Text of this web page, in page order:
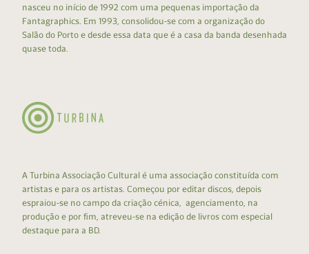
nasceu no início de 1992 com uma pequenas importação da
Fantagraphics. Em 1993, consolidou-se com a organização do
Salão do Porto e desde essa data que é a casa da banda desenhada
quase toda.
A Turbina Associação Cultural é uma associação constituída com
artistas e para os artistas. Começou por editar discos, depois
espraiou-se no campo da criação cénica, agenciamento, na
produção e por fim, atreveu-se na edição de livros com especial
destaque para a BD.